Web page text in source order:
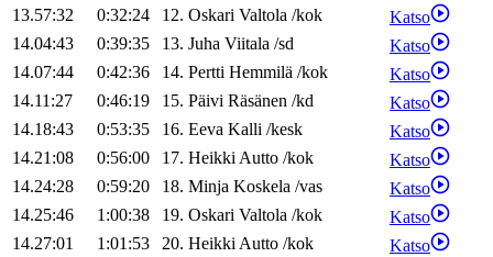
13.57:32
0:32:24 12. Oskari Valtola /kok
Katso
14.04:43
0:39:35 13. Juha Viitala /sd
Katso
14.07:44
0:42:36 14. Pertti Hemmilä /kok
Katso
14.11:27
0:46:19 15. Päivi Räsänen /kd
Katso
14.18:43
0:53:35 16. Eeva Kalli /kesk
Katso
14.21:08
0:56:00 17. HeikkiAutto /kok
Katso
14.24:28
0:59:20 18. Minja Koskela /vas
Katso
14.25:46
1:00:38 19. Oskari Valtola /kok
Katso
14.27:01
1:01:53 20. HeikkiAutto /kok
Katso